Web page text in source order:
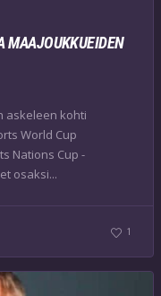
MAAJOUKKUEIDEN
askeleen kohti
World Cup
Nations Cup -
osaksi...
1